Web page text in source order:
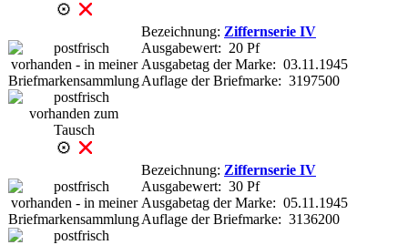
Bezeichnung: Ziffernserie IV
Ausgabewert: 20 Pf
Ausgabetag der Marke: 03.11.1945
Auflage der Briefmarke: 3197500
Bezeichnung: Ziffernserie IV
Ausgabewert: 30 Pf
Ausgabetag der Marke: 05.11.1945
Auflage der Briefmarke: 3136200